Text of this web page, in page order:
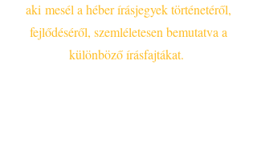
aki mesél a héber írásjegyek történetéről,
fejlődéséről, szemléletesen bemutatva a
különböző írásfajtákat.